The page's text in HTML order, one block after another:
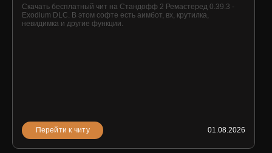
Скачать бесплатный чит на Стандофф 2 Ремастеред 0.39.3 -
Exodium DLC. В этом софте есть аимбот, вх, крутилка,
невидимка и другие функции.
Перейти к читу 01.08.2026